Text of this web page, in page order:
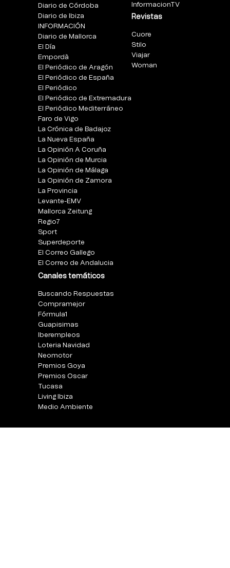
Diario de Córdoba
Diario de Ibiza
INFORMACIÓN
Diario de Mallorca
El Día
Empordà
El Periódico de Aragón
El Periódico de España
El Periódico
El Periódico de Extremadura
El Periódico Mediterráneo
Faro de Vigo
La Crónica de Badajoz
La Nueva España
La Opinión A Coruña
La Opinión de Murcia
La Opinión de Málaga
La Opinión de Zamora
La Provincia
Levante-EMV
Mallorca Zeitung
Regio7
Sport
Superdeporte
El Correo Gallego
El Correo de Andalucia
Canales temáticos
Buscando Respuestas
Compramejor
Fórmula1
Guapisimas
Iberempleos
Loteria Navidad
Neomotor
Premios Goya
Premios Oscar
Tucasa
Living Ibiza
Medio Ambiente
InformacionTV
Revistas
Cuore
Stilo
Viajar
Woman